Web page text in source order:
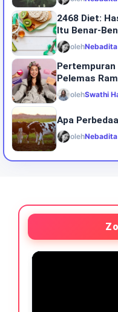
2468 Diet:
Itu Benar-
oleh
Pelemas
olehSwathi
Apa
oleh